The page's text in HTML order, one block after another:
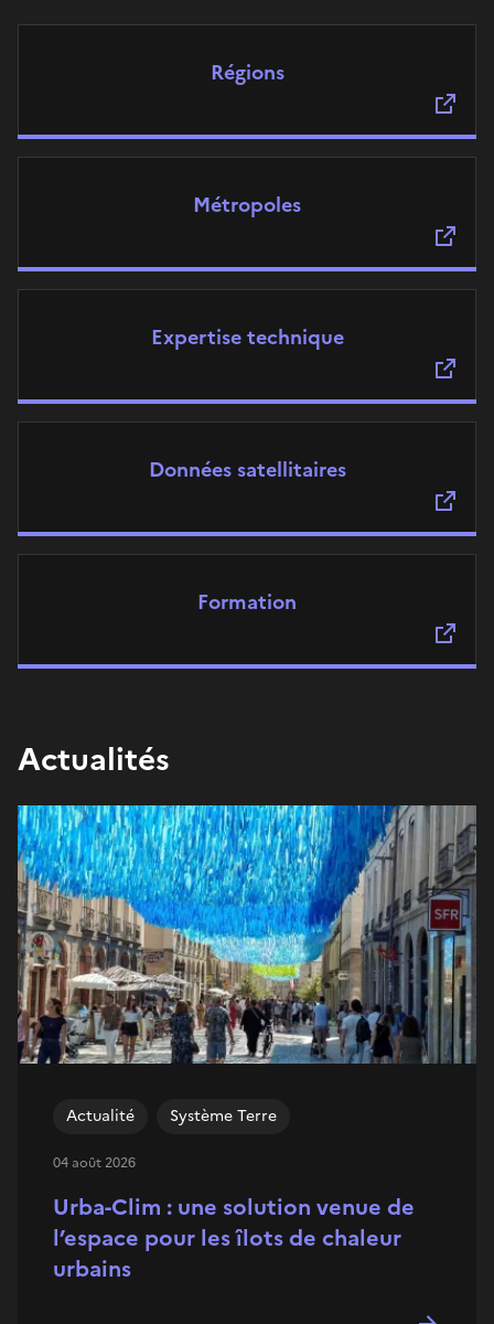
Régions
Métropoles
Expertise technique
Données satellitaires
Formation
Actualités
Urba-Clim : une solution venue de
l’espace pour les îlots de chaleur
urbains
Actualité Système Terre
04 août 2026